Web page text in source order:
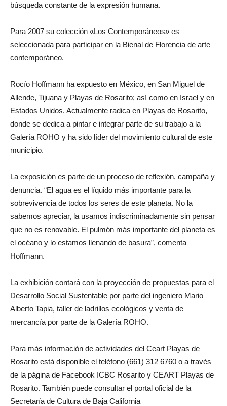
búsqueda constante de la expresión humana.
Para 2007 su colección «Los Contemporáneos» es
seleccionada para participar en la Bienal de Florencia de arte
contemporáneo.
Rocío Hoffmann ha expuesto en México, en San Miguel de
Allende, Tijuana y Playas de Rosarito; así como en Israel y en
Estados Unidos. Actualmente radica en Playas de Rosarito,
donde se dedica a pintar e integrar parte de su trabajo a la
Galería ROHO y ha sido líder del movimiento cultural de este
municipio.
La exposición es parte de un proceso de reflexión, campaña y
denuncia. “El agua es el líquido más importante para la
sobrevivencia de todos los seres de este planeta. No la
sabemos apreciar, la usamos indiscriminadamente sin pensar
que no es renovable. El pulmón más importante del planeta es
el océano y lo estamos llenando de basura”, comenta
Hoffmann.
La exhibición contará con la proyección de propuestas para el
Desarrollo Social Sustentable por parte del ingeniero Mario
Alberto Tapia, taller de ladrillos ecológicos y venta de
mercancía por parte de la Galería ROHO.
Para más información de actividades del Ceart Playas de
Rosarito está disponible el teléfono (661) 312 6760 o a través
de la página de Facebook ICBC Rosarito y CEART Playas de
Rosarito. También puede consultar el portal oficial de la
Secretaría de Cultura de Baja California